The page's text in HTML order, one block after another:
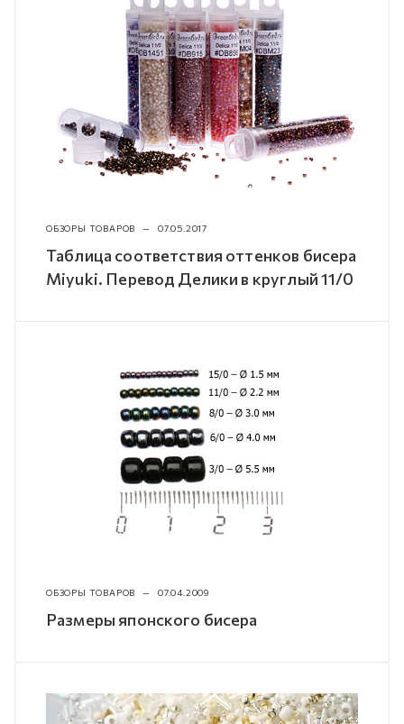
ОБЗОРЫ ТОВАРОВ — 07.05.2017
Таблица соответствия оттенков бисера
Miyuki. Перевод Делики в круглый 11/0
ОБЗОРЫ ТОВАРОВ — 07.04.2009
Размеры японского бисера